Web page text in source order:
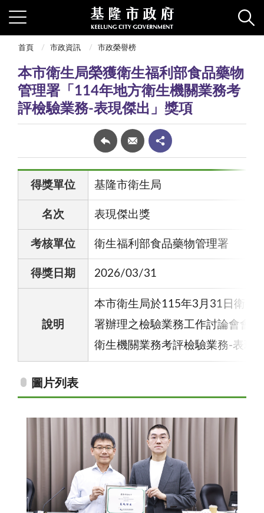
首頁 市政資訊 市政榮譽榜
本市衛生局榮獲衛生福利部食品藥物
管理署「114年地方衛生機關業務考
評檢驗業務-表現傑出」獎項
得獎單位 基隆市衛生局
名次 表現傑出獎
考核單位 衛生福利部食品藥物管理署
得獎日期 2026/03/31
說明
本市衛生局於115年3月31日衛生
署辦理之檢驗業務工作討論會會
衛生機關業務考評檢驗業務-表現
圖片列表